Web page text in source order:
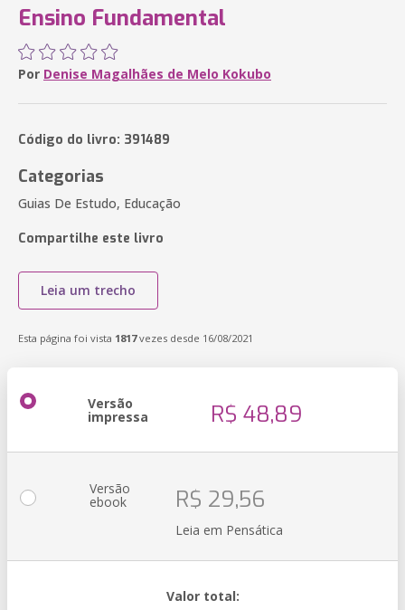
Ensino Fundamental
Por Denise Magalhães de Melo Kokubo
Código do livro: 391489
Categorias
Guias De Estudo, Educação
Compartilhe este livro
Leia um trecho
Esta página foi vista 1817vezes desde 16/08/2021
Versão
impressa R$ 48,89
Versão
ebook R$ 29,56
Leia em Pensática
Valor total: